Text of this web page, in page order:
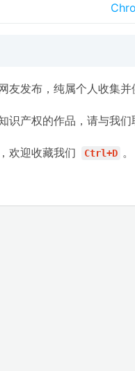
友发布，纯属个人收集并
识产权的作品，请与我们
欢迎收藏我们 Ctrl+D 。